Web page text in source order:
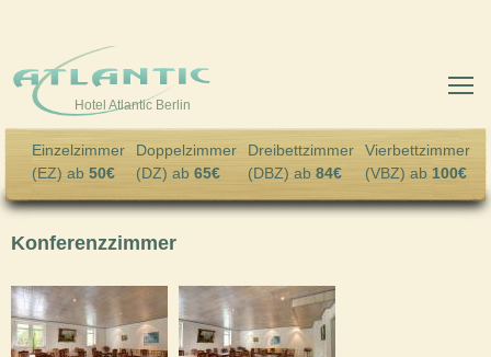
Hotel Atlantic Berlin
Einzelzimmer
(EZ) ab 50€
Doppelzimmer
(DZ) ab 65€
Dreibettzimmer
(DBZ) ab 84€
Vierbettzimmer
(VBZ) ab 100€
Konferenzzimmer